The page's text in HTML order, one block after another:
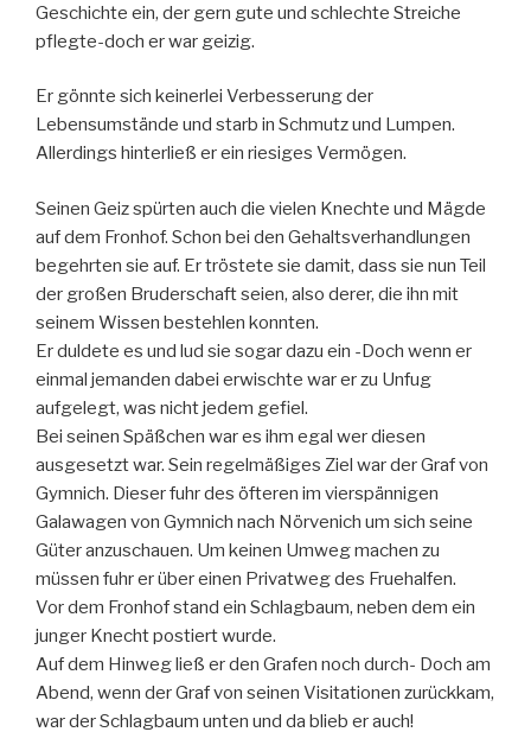
Geschichte ein, der gern gute und schlechte Streiche
pflegte-doch er war geizig.
Er gönnte sich keinerlei Verbesserung der
Lebensumstände und starb in Schmutz und Lumpen.
Allerdings hinterließ er ein riesiges Vermögen.
Seinen Geiz spürten auch die vielen Knechte und Mägde
auf dem Fronhof. Schon bei den Gehaltsverhandlungen
begehrten sie auf. Er tröstete sie damit, dass sie nun Teil
der großen Bruderschaft seien, also derer, die ihn mit
seinem Wissen bestehlen konnten.
Er duldete es und lud sie sogar dazu ein -Doch wenn er
einmal jemanden dabei erwischte war er zu Unfug
aufgelegt, was nicht jedem gefiel.
Bei seinen Späßchen war es ihm egal wer diesen
ausgesetzt war. Sein regelmäßiges Ziel war der Graf von
Gymnich. Dieser fuhr des öfteren im vierspännigen
Galawagen von Gymnich nach Nörvenich um sich seine
Güter anzuschauen. Um keinen Umweg machen zu
müssen fuhr er über einen Privatweg des Fruehalfen.
Vor dem Fronhof stand ein Schlagbaum, neben dem ein
junger Knecht postiert wurde.
Auf dem Hinweg ließ er den Grafen noch durch- Doch am
Abend, wenn der Graf von seinen Visitationen zurückkam,
war der Schlagbaum unten und da blieb er auch!